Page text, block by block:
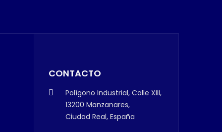
CONTACTO
Polígono Industrial, Calle XIII,
13200 Manzanares,
Ciudad Real, España